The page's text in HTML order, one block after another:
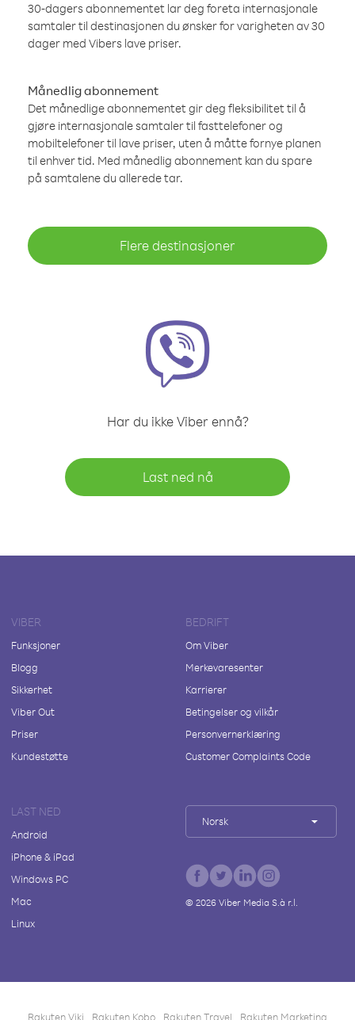
30-dagers abonnementet lar deg foreta internasjonale
samtaler til destinasjonen du ønsker for varigheten av 30
dager med Vibers lave priser.
Månedlig abonnement
Det månedlige abonnementet gir deg fleksibilitet til å
gjøre internasjonale samtaler til fasttelefoner og
mobiltelefoner til lave priser, uten å måtte fornye planen
til enhver tid. Med månedlig abonnement kan du spare
på samtalene du allerede tar.
Flere destinasjoner
Har du ikke Viber ennå?
Last ned nå
VIBER
Funksjoner
Blogg
Sikkerhet
Viber Out
Priser
Kundestøtte
BEDRIFT
Om Viber
Merkevaresenter
Karrierer
Betingelser og vilkår
Personvernerklæring
Customer Complaints Code
LAST NED
Android
iPhone & iPad
Windows PC
Mac
Linux
Norsk
© 2026Viber Media S.à r.l.
Rakuten Viki Rakuten Kobo Rakuten Travel Rakuten Marketing